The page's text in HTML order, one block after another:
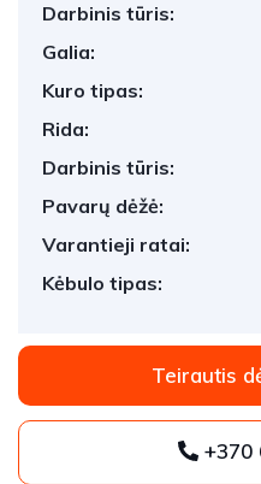
Darbinis tūris:
Galia:
Kuro tipas:
Rida:
Darbinis tūris:
Pavarų dėžė:
Varantieji ratai:
Kėbulo tipas:
Teirautis
+370